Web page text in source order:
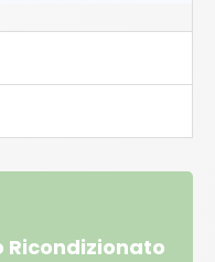
Ricondizionato